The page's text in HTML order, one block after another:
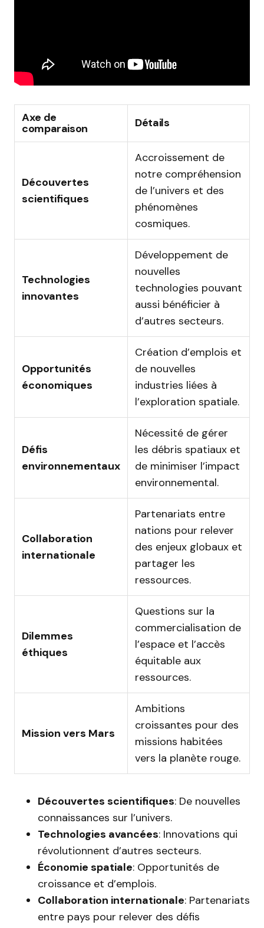
Axe de
comparaison Détails
Découvertes
scientifiques
Accroissement de
notre compréhension
de l’univers et des
phénomènes
cosmiques.
Technologies
innovantes
Développement de
nouvelles
technologies pouvant
aussi bénéficier à
d’autres secteurs.
Opportunités
économiques
Création d’emplois et
de nouvelles
industries liées à
l’exploration spatiale.
Défis
environnementaux
Nécessité de gérer
les débris spatiaux et
de minimiser l’impact
environnemental.
Collaboration
internationale
Partenariats entre
nations pour relever
des enjeux globaux et
partager les
ressources.
Dilemmes
éthiques
Questions sur la
commercialisation de
l’espace et l’accès
équitable aux
ressources.
Mission vers Mars
Ambitions
croissantes pour des
missions habitées
vers la planète rouge.
Découvertes scientifiques: De nouvelles
connaissances sur l’univers.
Technologies avancées: Innovations qui
révolutionnent d’autres secteurs.
Économie spatiale: Opportunités de
croissance et d’emplois.
Collaboration internationale: Partenariats
entre pays pour relever des défis